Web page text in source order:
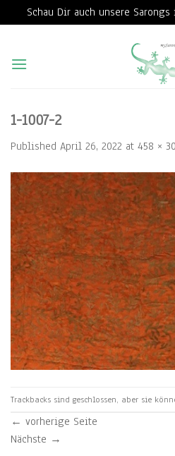
Schau Dir auch unsere Sarongs
content
1-1007-2
Published April 26, 2022 at 458 ×
Trackbacks sind geschlossen, aber sie
← vorherige Seite
Nächste →